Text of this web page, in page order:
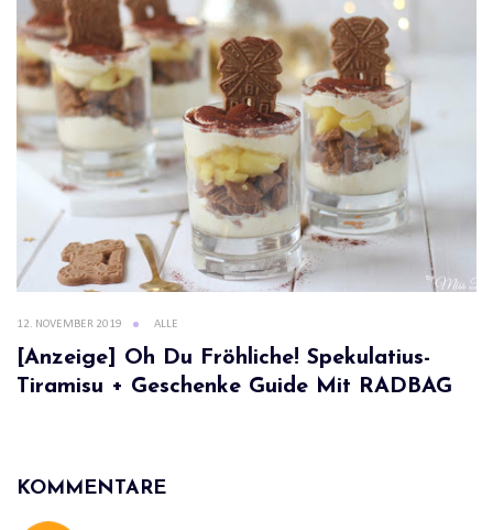
12. NOVEMBER 2019 ALLE
[Anzeige] Oh Du Fröhliche! Spekulatius-
Tiramisu + Geschenke Guide Mit RADBAG
KOMMENTARE